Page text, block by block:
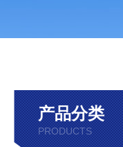
产品分类
PRODUCTS